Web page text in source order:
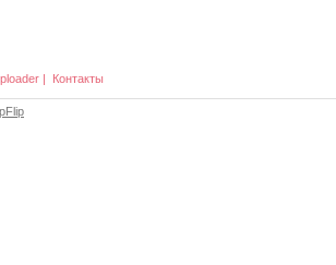
| Контакты